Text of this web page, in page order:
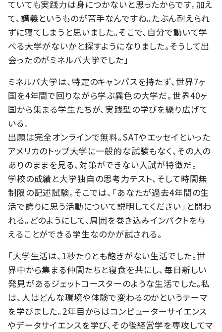
ていても実践力は身につかないと思ったからです。加え
て、講義というものが苦手なんですね。たぶん耐えられ
ずに寝てしまうと思いました。そこで、自分で動いて学
べる大学がないかと探すようになりました。そうして出
会ったのがミネルバ大学でした」
ミネルバ大学は、特定のキャンパスを持たず、世界7ヶ
国を4年間で回りながら学ぶ異色の大学だ。世界40ヶ
国から集まる学生たちが、実践型の学びを繰り広げて
いる。
出願は完全オンラインで無料。SATやエッセイといった
アメリカのトップ大学に一般的な試験もなく、その人の
ありのままを見る、対策ができない入試が特徴だ。
学校の成績と大学独自の思考力テスト、そして時間無
制限の記述試験。そこでは、「あなたが過去4年間の生
活で誇りに思う活動について説明してください」と問わ
れる。どのようにして、周囲を巻き込みインパクトを与
えることができる学生なのかが試される。
「大学生活は、1秒たりとも飽きがない生活でした。世
界中から集まる仲間たちと寝食を共にし、毎日新しい
発見があるジェットコースターのような生活でした。私
は、人はどんな環境や体験で変わるのかというテーマ
を学びました。2年目からはコンピューターサイエンス
やデータサイエンスを学び、その後経営学を専攻してマ